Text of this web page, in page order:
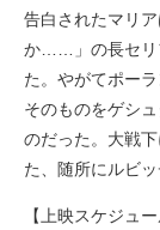
告白されたマリ
か……」の長セリ
た。やがてポー
そのものをゲシ
のだった。大戦
た、随所にルビ
【上映スケジュ